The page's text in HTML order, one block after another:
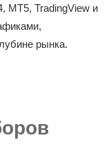
MT5, TradingView и
рынка.